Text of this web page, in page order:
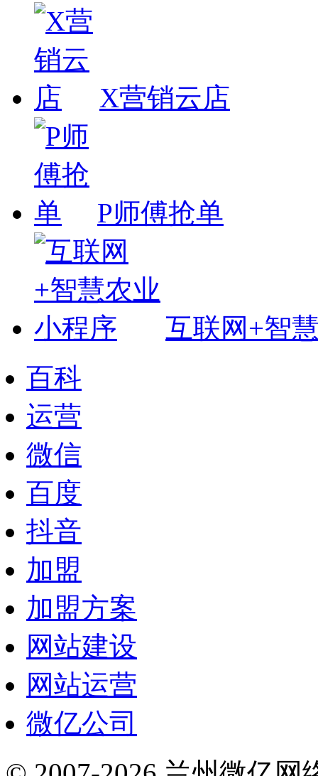
X营销云店
P师傅抢单
互联网+智
百科
运营
微信
百度
抖音
加盟
加盟方案
网站建设
网站运营
微亿公司